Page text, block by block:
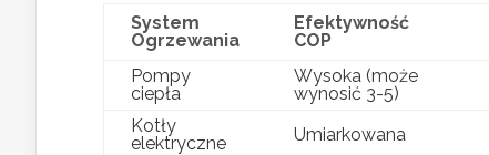
System
Ogrzewania
Efektywność
COP
Pompy
ciepła
Wysoka (może
wynosić 3-5)
Kotły
elektryczne
Umiarkowana